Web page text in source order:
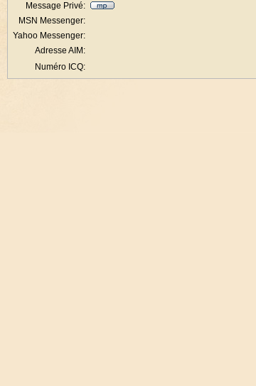
Message Privé:
MSN Messenger:
Yahoo Messenger:
Adresse AIM:
Numéro ICQ: